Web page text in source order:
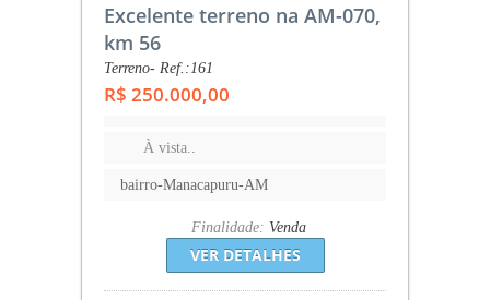
Excelente terreno na AM-070,
km 56
Terreno- Ref.:161
R$ 250.000,00
À vista..
bairro-Manacapuru-AM
Finalidade: Venda
VER DETALHES